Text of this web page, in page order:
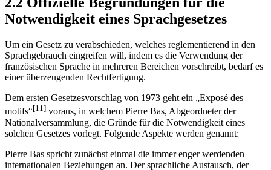
Notwendigkeit eines Sprachgesetzes
Um ein Gesetz zu verabschieden, welches reglementierend in den
Sprachgebrauch eingreifen will, indem es die Verwendung der
französischen Sprache in mehreren Bereichen vorschreibt, bedarf es
einer überzeugenden Rechtfertigung.
Dem ersten Gesetzesvorschlag von 1973 geht ein „Exposé des
motifs“[11] voraus, in welchem Pierre Bas, Abgeordneter der
Nationalversammlung, die Gründe für die Notwendigkeit eines
solchen Gesetzes vorlegt. Folgende Aspekte werden genannt:
Pierre Bas spricht zunächst einmal die immer enger werdenden
internationalen Beziehungen an. Der sprachliche Austausch, der